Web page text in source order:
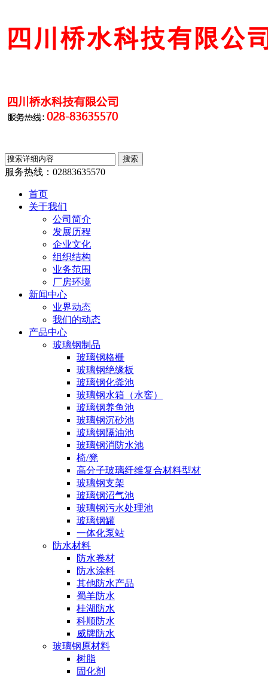
服务热线： 02883635570
首页
关于我们
公司简介
发展历程
企业文化
组织结构
业务范围
厂房环境
新闻中心
业界动态
我们的动态
产品中心
玻璃钢制品
玻璃钢格栅
玻璃钢绝缘板
玻璃钢化粪池
玻璃钢水箱（水窖）
玻璃钢养鱼池
玻璃钢沉砂池
玻璃钢隔油池
玻璃钢消防水池
椅/凳
高分子玻璃纤维复合材料型材
玻璃钢支架
玻璃钢沼气池
玻璃钢污水处理池
玻璃钢罐
一体化泵站
防水材料
防水卷材
防水涂料
其他防水产品
蜀羊防水
桂湖防水
科顺防水
威牌防水
玻璃钢原材料
树脂
固化剂